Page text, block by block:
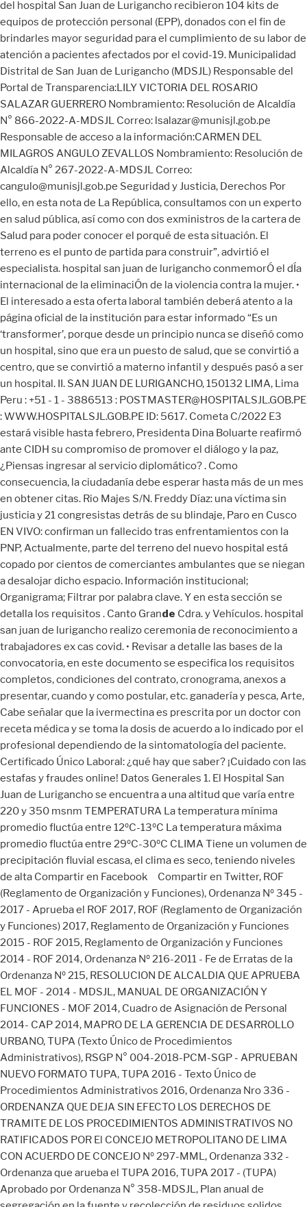
de Cdra. y Vehículos. hospital
san juan de lurigancho realizo ceremonia de reconocimiento a
trabajadores ex cas covid. • Revisar a detalle las bases de la
convocatoria, en este documento se especifica los requisitos
completos, condiciones del contrato, cronograma, anexos a
presentar, cuando y como postular, etc. ganadería y pesca, Arte,
Cabe señalar que la ivermectina es prescrita por un doctor con
receta médica y se toma la dosis de acuerdo a lo indicado por el
profesional dependiendo de la sintomatología del paciente.
Certificado Único Laboral: ¿qué hay que saber? ¡Cuidado con las
estafas y fraudes online! Datos Generales 1. El Hospital San
Juan de Lurigancho se encuentra a una altitud que varía entre
220 y 350 msnm TEMPERATURA La temperatura mínima
promedio fluctúa entre 12ºC-13ºC La temperatura máxima
promedio fluctúa entre 29ºC-30ºC CLIMA Tiene un volumen de
precipitación fluvial escasa, el clima es seco, teniendo niveles
de alta Compartir en Facebook Compartir en Twitter, ROF
(Reglamento de Organización y Funciones), Ordenanza Nº 345 -
2017 - Aprueba el ROF 2017, ROF (Reglamento de Organización
y Funciones) 2017, Reglamento de Organización y Funciones
2015 - ROF 2015, Reglamento de Organización y Funciones
2014 - ROF 2014, Ordenanza Nº 216-2011 - Fe de Erratas de la
Ordenanza Nº 215, RESOLUCION DE ALCALDIA QUE APRUEBA
EL MOF - 2014 - MDSJL, MANUAL DE ORGANIZACIÓN Y
FUNCIONES - MOF 2014, Cuadro de Asignación de Personal
2014- CAP 2014, MAPRO DE LA GERENCIA DE DESARROLLO
URBANO, TUPA (Texto Único de Procedimientos
Administrativos), RSGP N° 004-2018-PCM-SGP - APRUEBAN
NUEVO FORMATO TUPA, TUPA 2016 - Texto Único de
Procedimientos Administrativos 2016, Ordenanza Nro 336 -
ORDENANZA QUE DEJA SIN EFECTO LOS DERECHOS DE
TRAMITE DE LOS PROCEDIMIENTOS ADMINISTRATIVOS NO
RATIFICADOS POR El CONCEJO METROPOLITANO DE LIMA
CON ACUERDO DE CONCEJO Nº 297-MML, Ordenanza 332 -
Ordenanza que arueba el TUPA 2016, TUPA 2017 - (TUPA)
Aprobado por Ordenanza N° 358-MDSJL, Plan anual de